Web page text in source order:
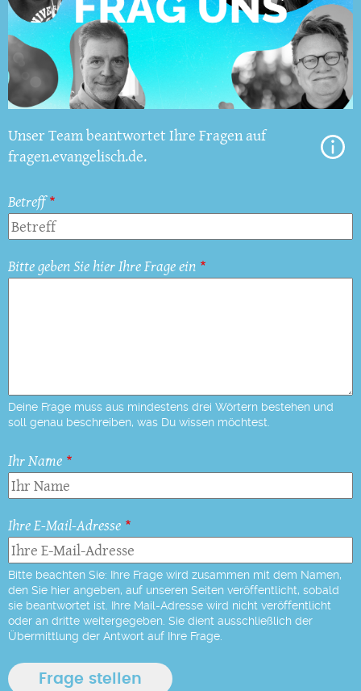
Unser Team beantwortet Ihre Fragen auf
fragen.evangelisch.de.
Betreff
Bitte geben Sie hier Ihre Frage ein
Deine Frage muss aus mindestens drei Wörtern bestehen und
soll genau beschreiben, was Du wissen möchtest.
Ihr Name
Ihre E-Mail-Adresse
Bitte beachten Sie: Ihre Frage wird zusammen mit dem Namen,
den Sie hier angeben, auf unseren Seiten veröffentlicht, sobald
sie beantwortet ist. Ihre Mail-Adresse wird nicht veröffentlicht
oder an dritte weitergegeben. Sie dient ausschließlich der
Übermittlung der Antwort auf Ihre Frage.